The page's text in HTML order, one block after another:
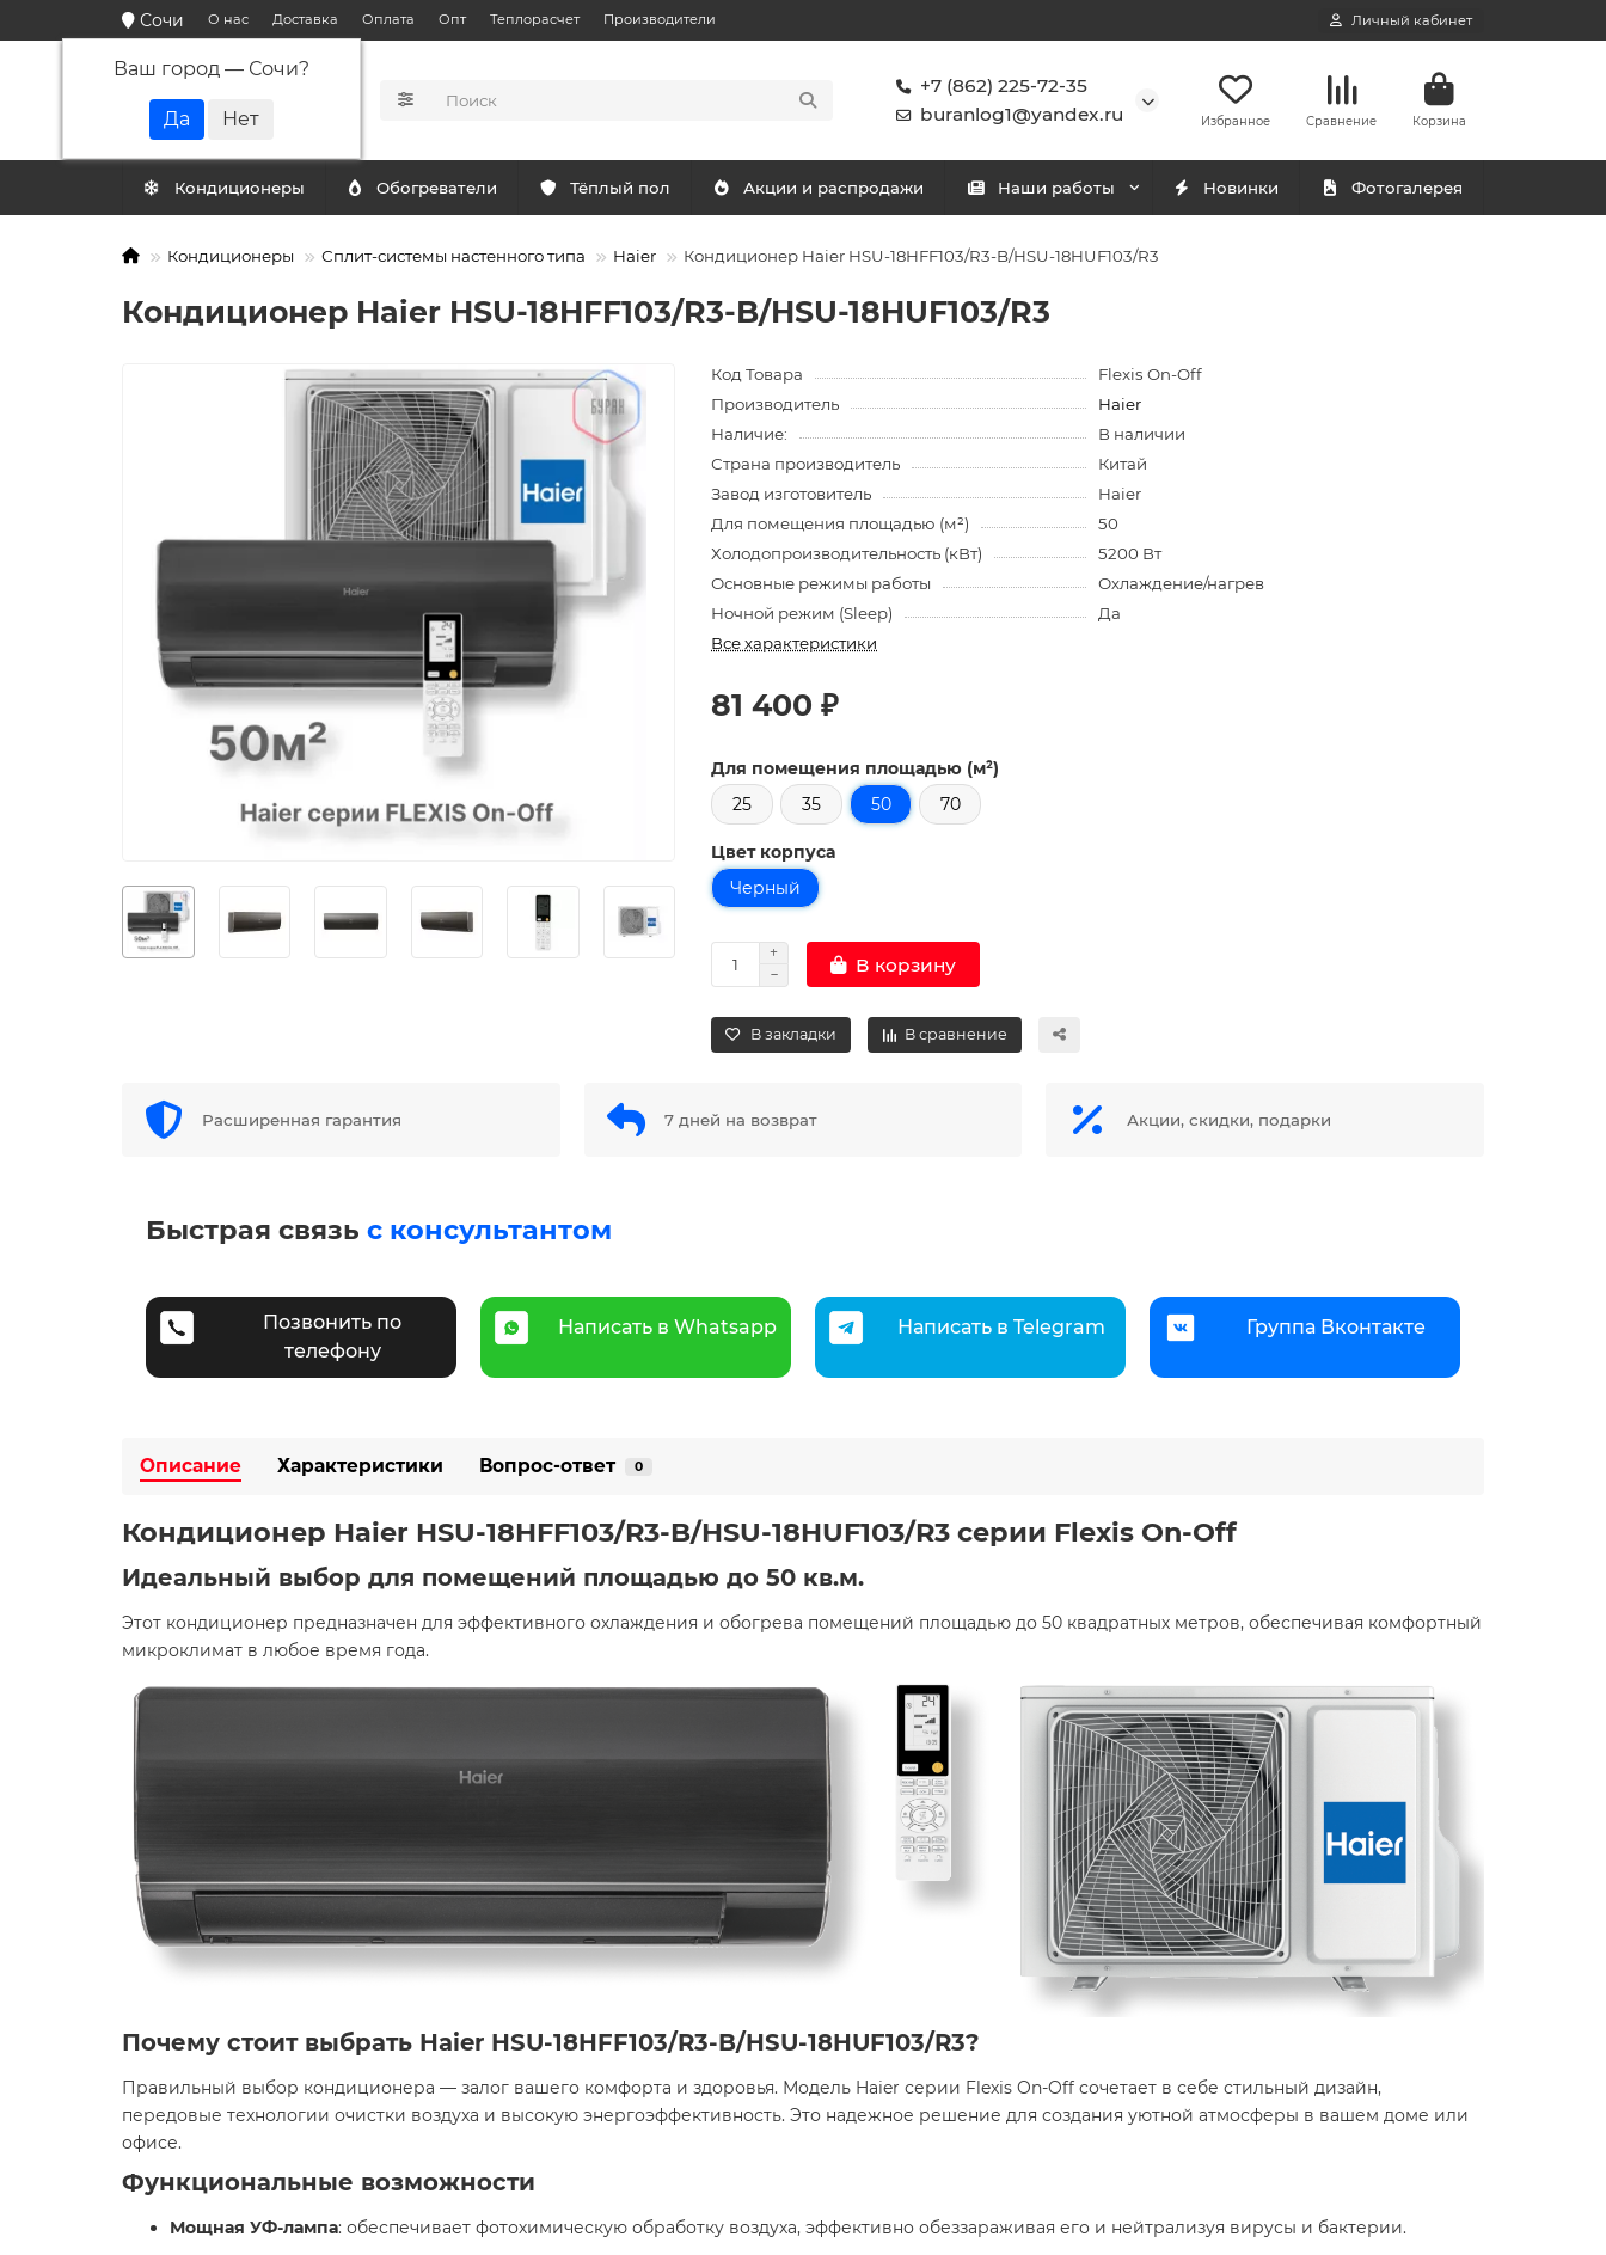
Сочи
Ваш город — Сочи?
О нас Доставка Оплата Опт Теплорасчет Производители Личный кабинет
+7 (862) 225-72-35
buranlog1@yandex.ru
Избранное Сравнение Корзина
Кондиционеры Обогреватели Тёплый пол Акции и распродажи Наши работы Новинки Фотогалерея
Кондиционеры Сплит-системы настенного типа Haier Кондиционер Haier HSU-18HFF103/R3-B/HSU-18HUF103/R3
Кондиционер Haier HSU-18HFF103/R3-B/HSU-18HUF103/R3
Код Товара
Flexis On-Off
Производитель
Haier
Наличие:
В наличии
Страна производитель
Китай
Завод изготовитель
Haier
Для помещения площадью (м²)
50
Холодопроизводительность (кВт)
5200 Вт
Основные режимы работы
Охлаждение/нагрев
Ночной режим (Sleep)
Да
Все характеристики
81 400 ₽
Для помещения площадью (м²)
25
35 50 70
Цвет корпуса
Черный
В корзину
В закладки В сравнение
Расширенная гарантия 7 дней на возврат Акции, скидки, подарки
Быстрая связь с консультантом
Позвонить по
телефону
Написать в Whatsapp Написать в Telegram Группа Вконтакте
Описание Характеристики Вопрос-ответ 0
Кондиционер Haier HSU-18HFF103/R3-B/HSU-18HUF103/R3 серии Flexis On-Off
Идеальный выбор для помещений площадью до 50 кв.м.
Этот кондиционер предназначен для эффективного охлаждения и обогрева помещений площадью до 50 квадратных метров, обеспечивая комфортный
микроклимат в любое время года.
Почему стоит выбрать Haier HSU-18HFF103/R3-B/HSU-18HUF103/R3?
Правильный выбор кондиционера — залог вашего комфорта и здоровья. Модель Haier серии Flexis On-Off сочетает в себе стильный дизайн,
передовые технологии очистки воздуха и высокую энергоэффективность. Это надежное решение для создания уютной атмосферы в вашем доме или
офисе.
Функциональные возможности
Мощная УФ-лампа: обеспечивает фотохимическую обработку воздуха, эффективно обеззараживая его и нейтрализуя вирусы и бактерии.